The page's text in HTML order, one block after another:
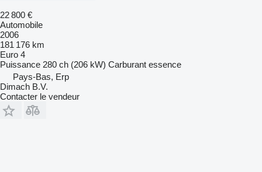
22 800 €
Automobile
2006
181 176 km
Euro 4
Puissance 280 ch (206 kW) Carburant essence
Pays-Bas, Erp
Dimach B.V.
Contacter le vendeur